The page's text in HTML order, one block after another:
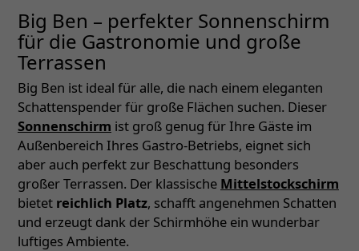
Big Ben – perfekter Sonnenschirm
für die Gastronomie und große
Terrassen
Big Ben ist ideal für alle, die nach einem eleganten
Schattenspender für große Flächen suchen. Dieser
Sonnenschirm ist groß genug für Ihre Gäste im
Außenbereich Ihres Gastro-Betriebs, eignet sich
aber auch perfekt zur Beschattung besonders
großer Terrassen. Der klassische Mittelstockschirm
bietet reichlich Platz, schafft angenehmen Schatten
und erzeugt dank der Schirmhöhe ein wunderbar
luftiges Ambiente.